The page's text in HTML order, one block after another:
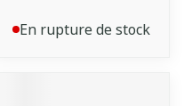
En rupture de stock